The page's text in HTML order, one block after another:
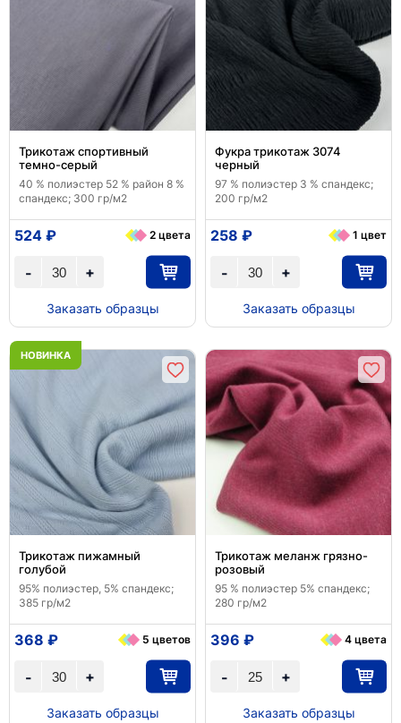
Трикотаж спортивный
темно-серый
40 % полиэстер 52 % район 8 %
спандекс; 300 гр/м2
+
-
524 ₽ 2 цвета
Заказать образцы
Фукра трикотаж 3074
черный
97 % полиэстер 3 % спандекс;
200 гр/м2
+
-
258 ₽ 1 цвет
Заказать образцы
НОВИНКА
Трикотаж пижамный
голубой
95% полиэстер, 5% спандекс;
385 гр/м2
+
-
368 ₽ 5 цветов
Заказать образцы
Трикотаж меланж грязно-
розовый
95 % полиэстер 5% спандекс;
280 гр/м2
+
-
396 ₽ 4 цвета
Заказать образцы